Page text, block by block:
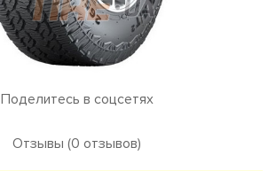
Поделитесь в соцсетях
Отзывы (0 отзывов)